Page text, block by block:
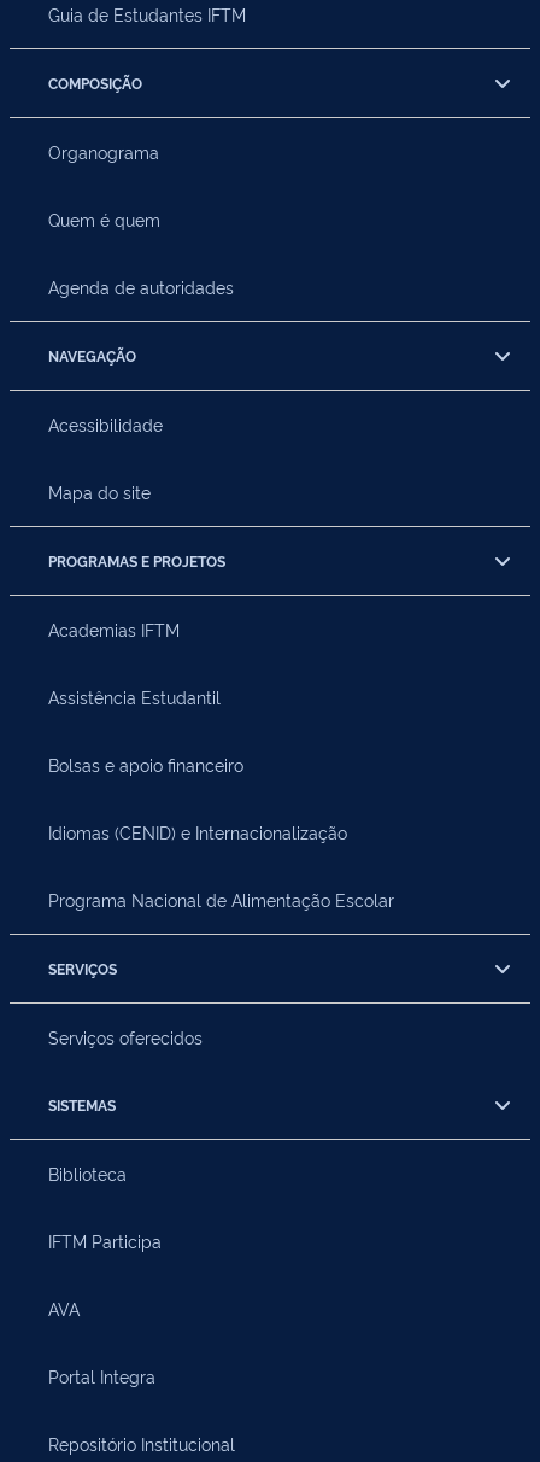
Guia de Estudantes IFTM
COMPOSIÇÃO
Organograma
Quem é quem
Agenda de autoridades
NAVEGAÇÃO
Acessibilidade
Mapa do site
PROGRAMAS E PROJETOS
Academias IFTM
Assistência Estudantil
Bolsas e apoio financeiro
Idiomas (CENID) e Internacionalização
Programa Nacional de Alimentação Escolar
SERVIÇOS
Serviços oferecidos
SISTEMAS
Biblioteca
IFTM Participa
AVA
Portal Integra
Repositório Institucional